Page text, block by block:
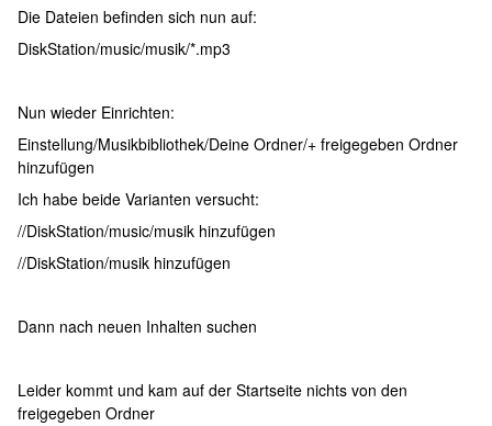
Die Dateien befinden sich nun auf:
DiskStation/music/musik/*.mp3
Nun wieder Einrichten:
Einstellung/Musikbibliothek/Deine Ordner/+ freigegeben Ordner
hinzufügen
Ich habe beide Varianten versucht:
//DiskStation/music/musik hinzufügen
//DiskStation/musik hinzufügen
Dann nach neuen Inhalten suchen
Leider kommt und kam auf der Startseite nichts von den
freigegeben Ordner